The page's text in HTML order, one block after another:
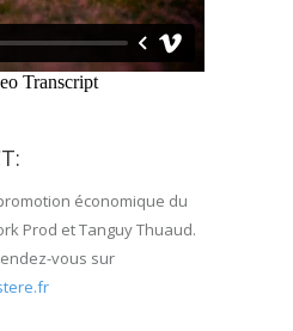
économique du
Prod et Tanguy Thuaud.
vous sur